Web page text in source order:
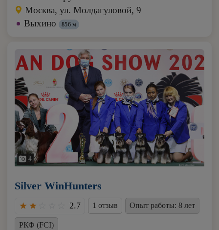
Москва, ул. Молдагуловой, 9
Выхино
856 м
4
Silver WinHunters
2.7 1 отзыв Опыт работы: 8 лет
РКФ (FCI)